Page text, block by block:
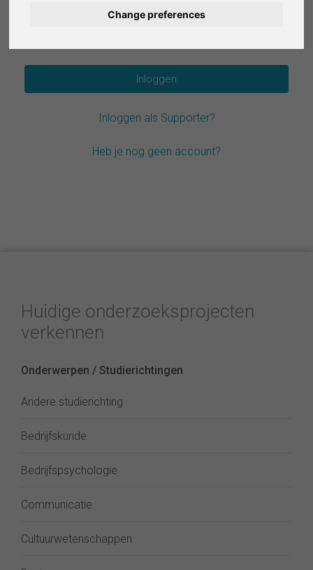
Change preferences
Inloggen als Supporter?
Heb je nog geen account?
Huidige onderzoeksprojecten
verkennen
Onderwerpen / Studierichtingen
Andere studierichting
Bedrijfskunde
Bedrijfspsychologie
Communicatie
Cultuurwetenschappen
Deutsch
Italiano